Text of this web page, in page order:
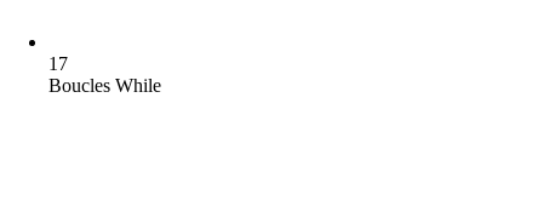
17
Boucles While